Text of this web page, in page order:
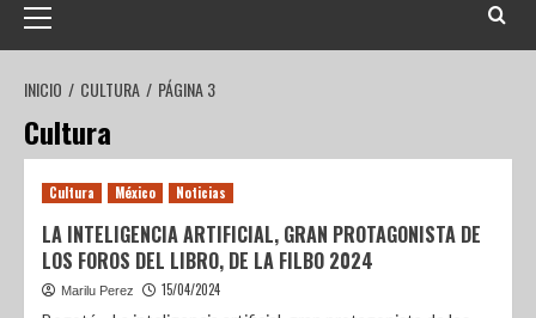
INICIO CULTURA PÁGINA 3
Cultura
Cultura México Noticias
LA INTELIGENCIA ARTIFICIAL, GRAN PROTAGONISTA DE
LOS FOROS DEL LIBRO, DE LA FILBO 2024
Marilu Perez 15/04/2024